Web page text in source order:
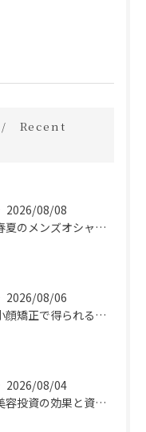
Recent
2026/08/08
春夏のメンズオシャレ最前線スタイル
2026/08/06
小顔矯正で得られる顔変化の科学的効果
2026/08/04
美容投資の効果と資産価値の解説